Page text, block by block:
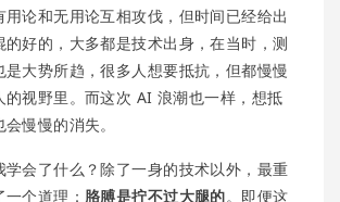
论和无用论互相攻伐，但时间已经给出
的好的，大多都是技术出身，在当时，测
是大势所趋，很多人想要抵抗，但都慢慢
的视野里。而这次 AI 浪潮也一样，想抵
慢慢的消失。
学会了什么？除了一身的技术以外，最重
个道理： 胳膊是拧不过大腿的。即便这